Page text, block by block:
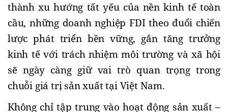
thành xu hướng tất yếu của nền kinh tế toàn
cầu, những doanh nghiệp FDI theo đuổi chiến
lược phát triển bền vững, gắn tăng trưởng
kinh tế với trách nhiệm môi trường và xã hội
sẽ ngày càng giữ vai trò quan trọng trong
chuỗi giá trị sản xuất tại Việt Nam.
Không chỉ tập trung vào hoạt động sản xuất –